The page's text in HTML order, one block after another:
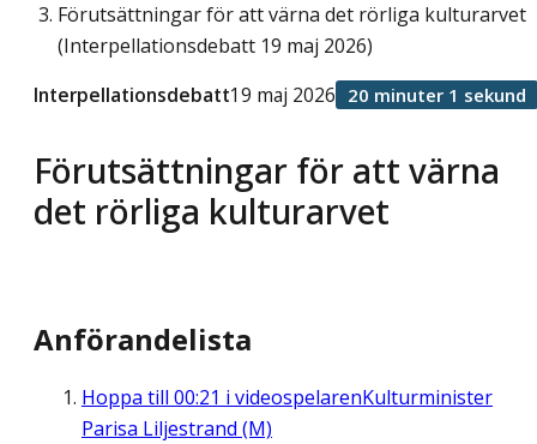
Förutsättningar för att värna det rörliga kulturarvet
(Interpellationsdebatt 19 maj 2026)
Förutsättningar för att värna
det rörliga kulturarvet
Interpellationsdebatt19 maj 2026 20 minuter 1 sekund
Anförandelista
Hoppa till 00:21 i videospelarenKulturminister
Parisa Liljestrand (M)